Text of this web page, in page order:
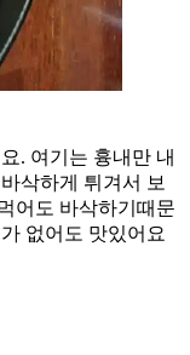
. 여기는 흉내만 내
삭하게 튀겨서 보
어도 바삭하기때문
없어도 맛있어요